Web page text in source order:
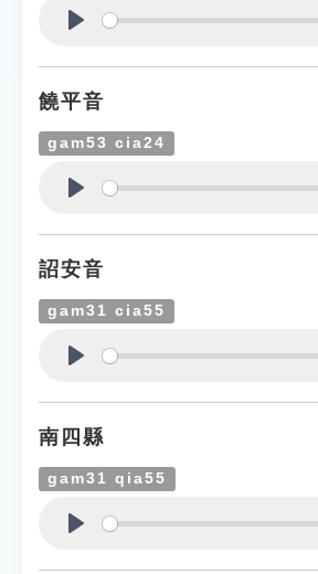
饒平音
gam53 cia24
詔安音
gam31 cia55
南四縣
gam31 qia55